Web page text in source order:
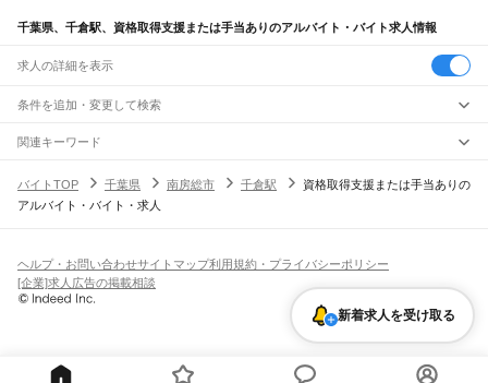
千葉県、千倉駅、資格取得支援または手当ありのアルバイト・バイト求人情報
求人の詳細を表示
条件を追加・変更して検索
市区町村を追加・変更
千葉県すべて
千葉市 すべて
旭市習志野市柏市勝浦市市原市流山市八千代市我孫子市鴨川市鎌ケ谷市
君津市富津市浦安市 印西市白井市富里市南房総市
匝瑳市香取市 印旛郡 香取郡山武郡 長生郡夷隅郡
駅を追加・変更
JR中央・総武線
市川駅本八幡駅下総中山駅 津田沼駅
幕張駅
新検見川駅
南酒々井駅
日向駅 横芝駅飯倉駅 干潟駅
職種を追加・変更
飲食・フードサービスすべて
ホールスタッフキッチンスタッフ
パン屋（ベーカリー）
バー（BAR）・バーテンダー
飲食店（店長・マネージャー）
営業テレフォンアポインター（テレアポ） ルートセールス
人気
日払いOK高校生歓迎 髪型・髪色自由
留学生・外国人活躍中
シフト
雇用形態を追加・変更
派遣社員
関連キーワード
バイトTOP
千葉県 南房総市 千倉駅
資格取得支援または手当ありの
アルバイト・バイト・求人
新着求人を受け取る
ヘルプ・お問い合わせサイトマップ利用規約・プライバシーポリシー
[企業]求人広告の掲載相談